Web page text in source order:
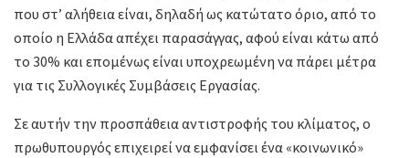
που στ’ αλήθεια είναι, δηλαδή ως κατώτατο όριο, από το
οποίο η Ελλάδα απέχει παρασάγγας, αφού είναι κάτω από
το 30% και επομένως είναι υποχρεωμένη να πάρει μέτρα
για τις Συλλογικές Συμβάσεις Εργασίας.
Σε αυτήν την προσπάθεια αντιστροφής του κλίματος, ο
πρωθυπουργός επιχειρεί να εμφανίσει ένα «κοινωνικό»